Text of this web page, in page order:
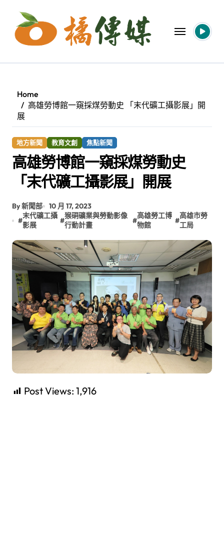
content
Home
高雄勞博館一窺採煤勞動史 「末代礦工攝影展」開
展
地方新聞 教育文創 焦點新聞
高雄勞博館一窺採煤勞動史
「末代礦工攝影展」開展
By 新聞部
10 月 17, 2023
#
末代礦工攝
影展
#
猴硐礦業與勞動影像
行動計畫
#
高雄勞工博
物館
#
高雄市勞
工局
Post Views: 1,916